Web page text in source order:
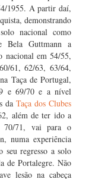
1955. A partir daí,
demonstrando
nacional como
Bela Guttmann a
nacional em 54/55,
61, 62/63, 63/64,
Taça de Portugal,
e 69/70 e a nível
da Taça dos Clubes
além de ter ido a
70/71, vai para o
numa experiência
regresso a solo
de Portalegre. Não
lesão na cabeça